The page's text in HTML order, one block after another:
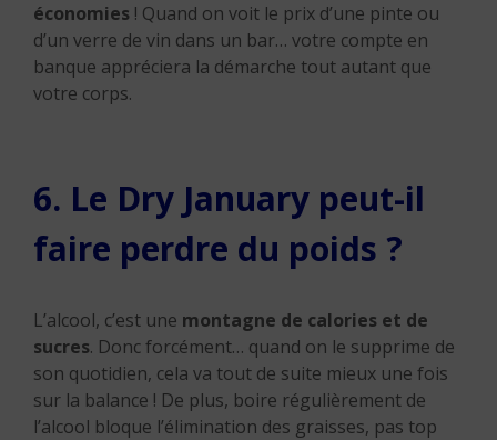
économies ! Quand on voit le prix d’une pinte ou
d’un verre de vin dans un bar… votre compte en
banque appréciera la démarche tout autant que
votre corps.
6. Le Dry January peut-il
faire perdre du poids ?
L’alcool, c’est une montagne de calories et de
sucres. Donc forcément… quand on le supprime de
son quotidien, cela va tout de suite mieux une fois
sur la balance ! De plus, boire régulièrement de
l’alcool bloque l’élimination des graisses, pas top